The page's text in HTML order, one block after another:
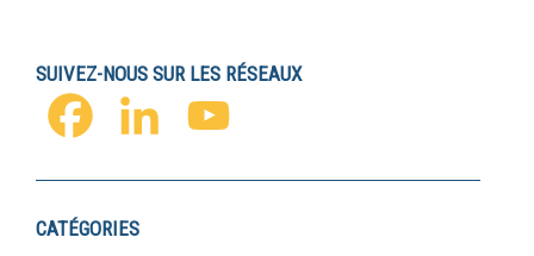
SUIVEZ-NOUS SUR LES RÉSEAUX
FACEBOOKLINKEDINYOUTUBE
CATÉGORIES